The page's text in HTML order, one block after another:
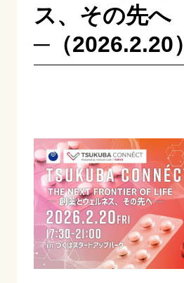
ス、その先へ
─（2026.2.20）